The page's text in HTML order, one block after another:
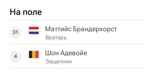
На поле
31 Маттийс Брандерхорст
Вратарь
4 Шон Адевойе
Защитник